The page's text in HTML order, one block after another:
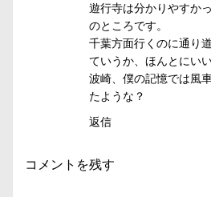
遊行寺は分かりやすか
のところです。
千葉方面行くのに通り
ていうか、ほんとにい
波崎、僕の記憶では風
たような？
返信
コメントを残す